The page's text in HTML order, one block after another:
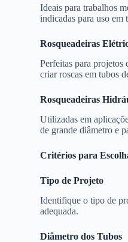
Ideais para trabalhos
indicadas para uso em
Rosqueadeiras
Perfeitas para projetos
criar roscas em tubos
Rosqueadeiras
Utilizadas em
de grande diâmetro e
Critérios para
Tipo de Projeto
Identifique o tipo de
adequada.
Diâmetro dos Tubos